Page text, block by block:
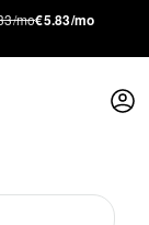
mo€5.83/mo